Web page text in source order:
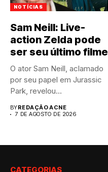
NOTÍCIAS
Sam Neill: Live-
action Zelda pode
ser seu último filme
O ator Sam Neill, aclamado
por seu papel em Jurassic
Park, revelou...
BYREDAÇÃO ACNE
7 DE AGOSTO DE 2026
CATEGORIAS